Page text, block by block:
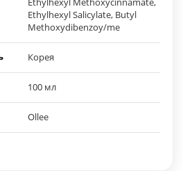
Ethylhexyl Salicylate, Butyl
Methoxydibenzoy/me
Корея
100 мл
Ollee